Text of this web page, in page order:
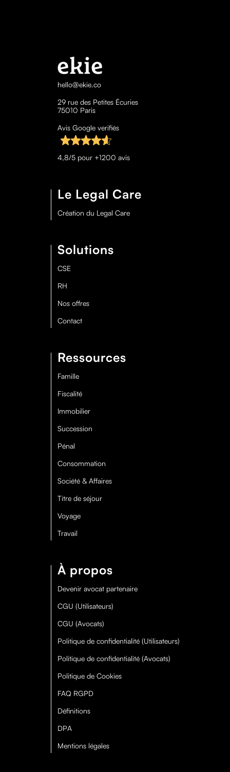
hello@ekie.co
29 rue des Petites Écuries
75010 Paris
Avis Google verifiés
4,8/5 pour +1200 avis
Le Legal Care
Création du Legal Care
Solutions
CSE
RH
Nos offres
Contact
Ressources
Famille
Fiscalité
Immobilier
Succession
Pénal
Consommation
Société & Affaires
Titre de séjour
Voyage
Travail
À propos
Devenir avocat partenaire
CGU (Utilisateurs)
CGU (Avocats)
Politique de confidentialité (Utilisateurs)
Politique de confidentialité (Avocats)
Politique de Cookies
FAQ RGPD
Définitions
DPA
Mentions légales